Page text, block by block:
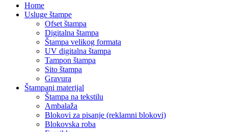
Home
Usluge štampe
Ofset štampa
Digitalna štampa
Štampa velikog formata
UV digitalna štampa
Tampon štampa
Sito štampa
Gravura
Štampani materijal
Štampa na tekstilu
Ambalaža
Blokovi za pisanje (reklamni blokovi)
Blokovska roba